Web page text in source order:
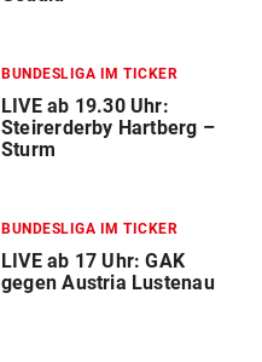
BUNDESLIGA IM TICKER
LIVE ab 19.30 Uhr:
Steirerderby Hartberg –
Sturm
BUNDESLIGA IM TICKER
LIVE ab 17 Uhr: GAK
gegen Austria Lustenau